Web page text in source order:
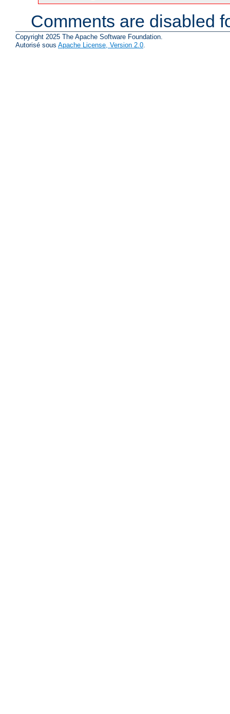
Comments are disabled
Copyright 2025 The Apache Software Foundation.
Autorisé sous Apache License, Version 2.0.